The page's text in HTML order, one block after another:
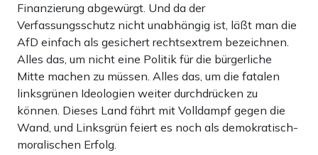
Finanzierung abgewürgt. Und da der
Verfassungsschutz nicht unabhängig ist, läßt man die
AfD einfach als gesichert rechtsextrem bezeichnen.
Alles das, um nicht eine Politik für die bürgerliche
Mitte machen zu müssen. Alles das, um die fatalen
linksgrünen Ideologien weiter durchdrücken zu
können. Dieses Land fährt mit Volldampf gegen die
Wand, und Linksgrün feiert es noch als demokratisch-
moralischen Erfolg.